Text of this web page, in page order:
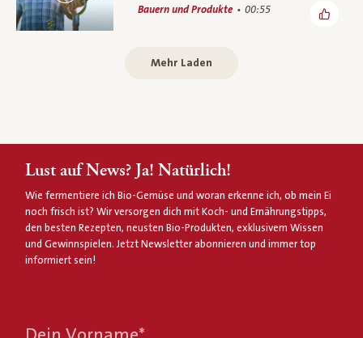
Bauern und Produkte 00:55
Mehr Laden
Lust auf News? Ja! Natürlich!
Wie fermentiere ich Bio-Gemüse und woran erkenne ich, ob mein Ei
noch frisch ist? Wir versorgen dich mit Koch- und Ernährungstipps,
den besten Rezepten, neusten Bio-Produkten, exklusivem Wissen
und Gewinnspielen. Jetzt Newsletter abonnieren und immer top
informiert sein!